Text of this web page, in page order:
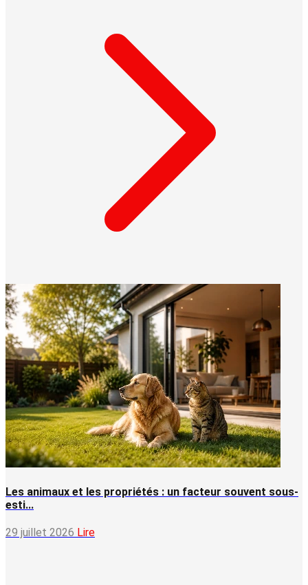
Les animaux et les propriétés : un facteur souvent sous-
esti...
29 juillet 2026 Lire